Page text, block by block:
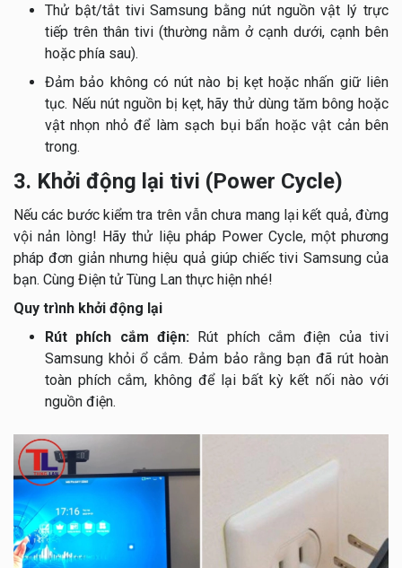
Thử bật/tắt tivi Samsung bằng nút nguồn vật lý trực
tiếp trên thân tivi (thường nằm ở cạnh dưới, cạnh bên
hoặc phía sau).
Đảm bảo không có nút nào bị kẹt hoặc nhấn giữ liên
tục. Nếu nút nguồn bị kẹt, hãy thử dùng tăm bông hoặc
vật nhọn nhỏ để làm sạch bụi bẩn hoặc vật cản bên
trong.
3. Khởi động lại tivi (Power Cycle)
Nếu các bước kiểm tra trên vẫn chưa mang lại kết quả, đừng
vội nản lòng! Hãy thử liệu pháp Power Cycle, một phương
pháp đơn giản nhưng hiệu quả giúp chiếc tivi Samsung của
bạn. Cùng Điện tử Tùng Lan thực hiện nhé!
Quy trình khởi động lại
Rút phích cắm điện: Rút phích cắm điện của tivi
Samsung khỏi ổ cắm. Đảm bảo rằng bạn đã rút hoàn
toàn phích cắm, không để lại bất kỳ kết nối nào với
nguồn điện.